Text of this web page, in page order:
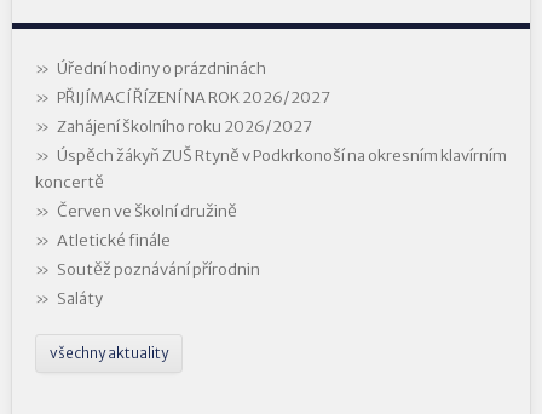
Úřední hodiny o prázdninách
PŘIJÍMACÍ ŘÍZENÍ NA ROK 2026/2027
Zahájení školního roku 2026/2027
Úspěch žákyň ZUŠ Rtyně v Podkrkonoší na okresním klavírním
koncertě
Červen ve školní družině
Atletické finále
Soutěž poznávání přírodnin
Saláty
všechny aktuality